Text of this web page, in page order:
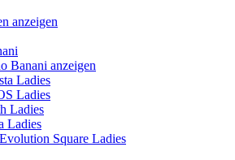
anzeigen
Banani anzeigen
Ladies
Ladies
Ladies
Ladies
Square Ladies